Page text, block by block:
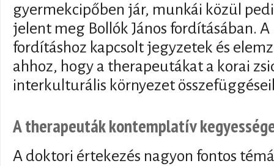
gyermekcipőben jár, munkái közül
jelent meg Bollók János fordításában.
fordításhoz kapcsolt jegyzetek és
ahhoz, hogy a therapeutákat a korai
interkulturális környezet
A therapeuták kontemplatív
A doktori értekezés nagyon fontos